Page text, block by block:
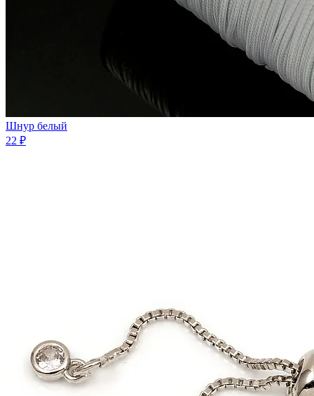
Шнур белый
22 ₽